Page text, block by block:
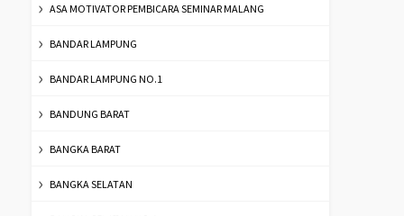
ASA MOTIVATOR PEMBICARA SEMINAR MALANG
BANDAR LAMPUNG
BANDAR LAMPUNG NO.1
BANDUNG BARAT
BANGKA BARAT
BANGKA SELATAN